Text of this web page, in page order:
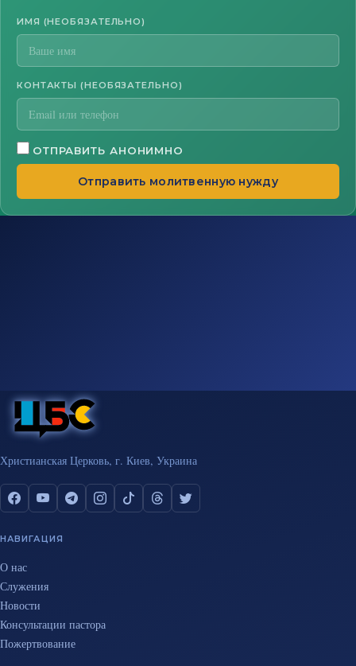
ИМЯ (НЕОБЯЗАТЕЛЬНО)
КОНТАКТЫ (НЕОБЯЗАТЕЛЬНО)
ОТПРАВИТЬ АНОНИМНО
Отправить молитвенную нужду
Христианская Церковь, г. Киев, Украина
НАВИГАЦИЯ
О нас
Служения
Новости
Консультации пастора
Пожертвование